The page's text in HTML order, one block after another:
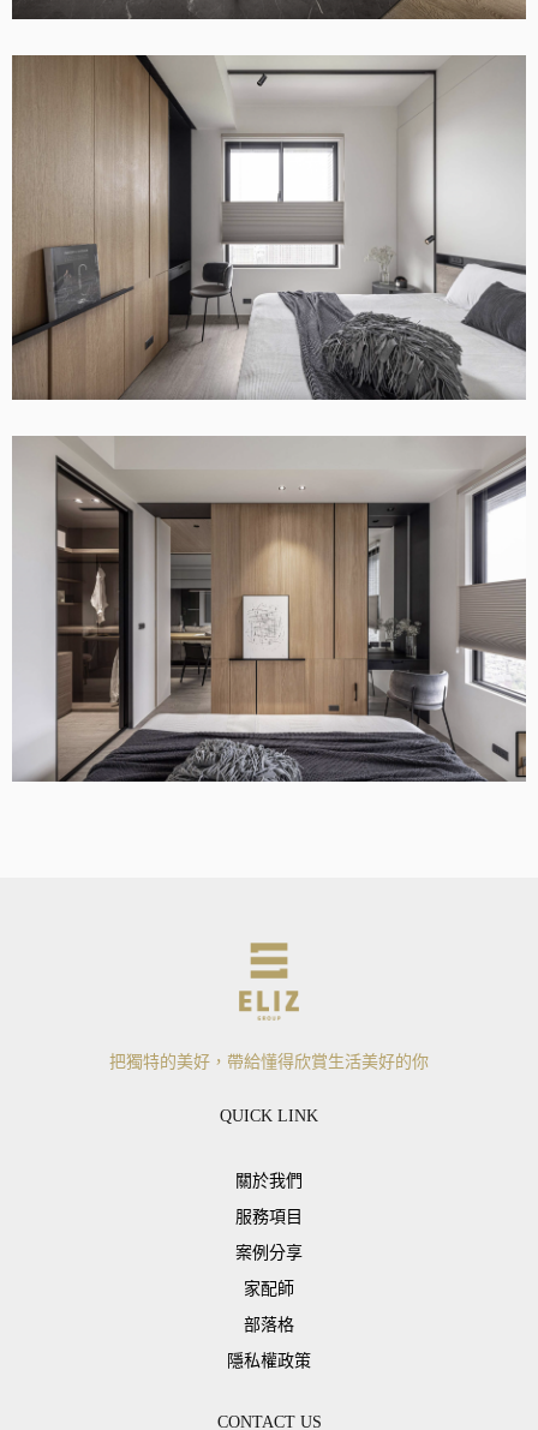
把獨特的美好，帶給懂得欣賞生活美好的你
QUICK LINK
關於我們
服務項目
案例分享
家配師
部落格
隱私權政策
CONTACT US